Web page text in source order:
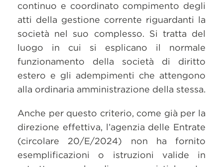
continuo e coordinato compimento degli
atti della gestione corrente riguardanti la
società nel suo complesso. Si tratta del
luogo in cui si esplicano il normale
funzionamento della società di diritto
estero e gli adempimenti che attengono
alla ordinaria amministrazione della stessa.
Anche per questo criterio, come già per la
direzione effettiva, l’agenzia delle Entrate
(circolare 20/E/2024) non ha fornito
esemplificazioni o istruzioni valide in